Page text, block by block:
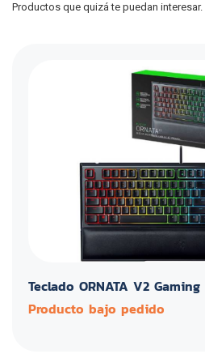
Productos que quizá te puedan interesar.
Teclado ORNATA V2 Gaming
Producto bajo pedido